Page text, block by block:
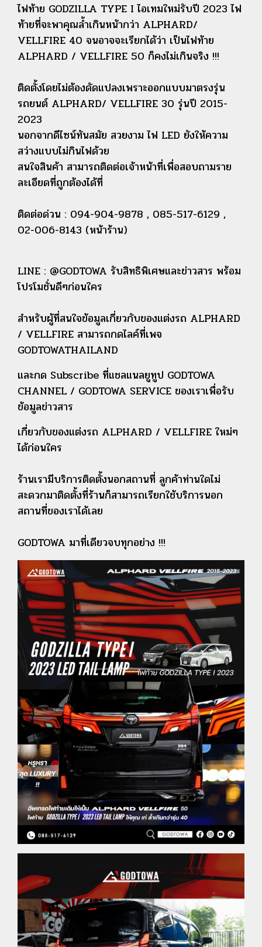
ไฟท้าย GODZILLA TYPE I ไอเทมใหม่รับปี 2023 ไฟ
ท้ายที่จะพาคุณล้ำเกินหน้ากว่า ALPHARD/
VELLFIRE 40 จนอาจจะเรียกได้ว่า เป็นไฟท้าย
ALPHARD / VELLFIRE 50 ก็คงไม่เกินจริง !!!
ติดตั้งโดยไม่ต้องดัดแปลงเพราะออกแบบมาตรงรุ่น
รถยนต์ ALPHARD/ VELLFIRE 30 รุ่นปี 2015-
2023
นอกจากดีไซน์ทันสมัย สวยงาม ไฟ LED ยังให้ความ
สว่างแบบไม่กินไฟด้วย
สนใจสินค้า สามารถติดต่อเจ้าหน้าที่เพื่อสอบถามราย
ละเอียดที่ถูกต้องได้ที่
ติดต่อด่วน : 094-904-9878 , 085-517-6129 ,
02-006-8143 (หน้าร้าน)
LINE : @GODTOWA รับสิทธิพิเศษและข่าวสาร พร้อม
โปรโมชั่นดีๆก่อนใคร
สำหรับผู้ที่สนใจข้อมูลเกี่ยวกับของแต่งรถ ALPHARD
/ VELLFIRE สามารถกดไลค์ที่เพจ
GODTOWATHAILAND
และกด Subscribe ที่แชลแนลยูทูป GODTOWA
CHANNEL / GODTOWA SERVICE ของเราเพื่อรับ
ข้อมูลข่าวสาร
เกี่ยวกับของแต่งรถ ALPHARD / VELLFIRE ใหม่ๆ
ได้ก่อนใคร
ร้านเรามีบริการติดตั้งนอกสถานที่ ลูกค้าท่านใดไม่
สะดวกมาติดตั้งที่ร้านก็สามารถเรียกใช้บริการนอก
สถานที่ของเราได้เลย
GODTOWA มาที่เดียวจบทุกอย่าง !!!